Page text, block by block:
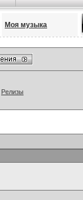
Моя музыка
Релизы